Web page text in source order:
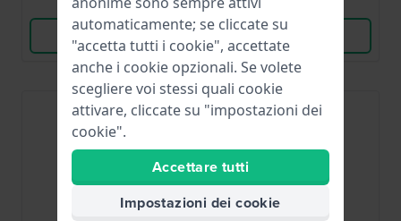
Confronta
Vedi i prodotti
Vedi i prodotti
automaticamente; se cliccate su
"accetta tutti i cookie", accettate
anche i cookie opzionali. Se volete
scegliere voi stessi quali cookie
attivare, cliccate su "impostazioni dei
cookie".
Accettare tutti
Impostazioni dei cookie